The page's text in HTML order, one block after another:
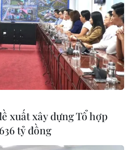
xuất xây dựng Tổ hợp
tỷ đồng